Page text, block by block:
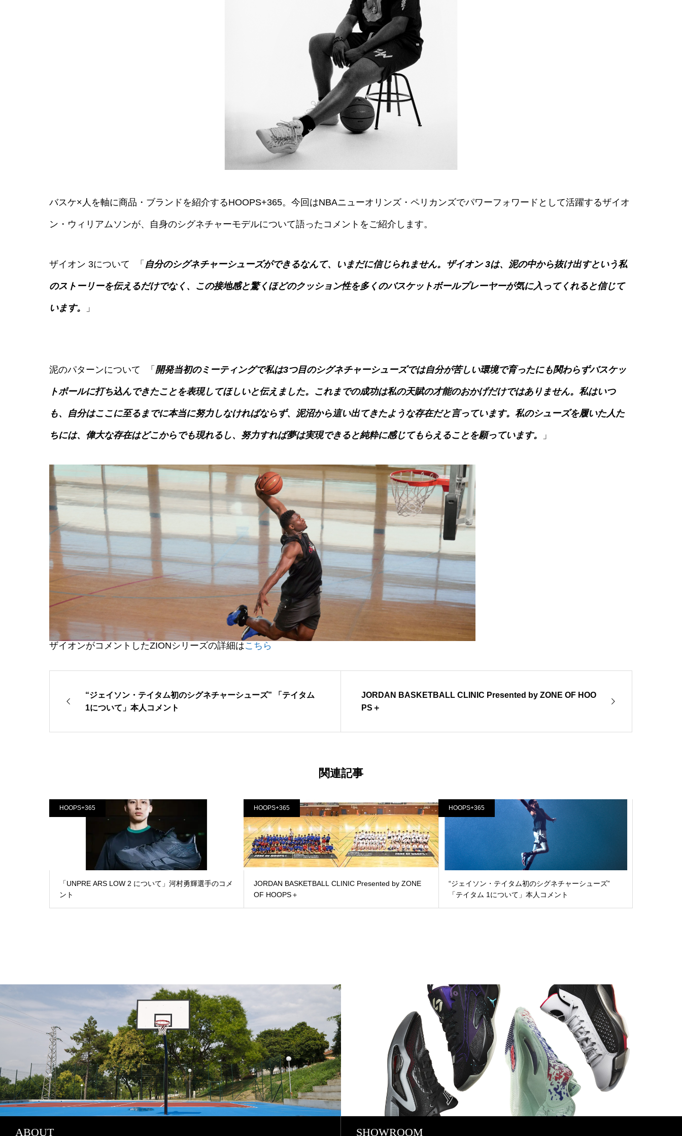
バスケ×人を軸に商品・ブランドを紹介するHOOPS+365。今回はNBAニューオリンズ・ペリカンズでパワーフォワードとして活躍するザイオ
ン・ウィリアムソンが、自身のシグネチャーモデルについて語ったコメントをご紹介します。
ザイオン 3について 「 自分のシグネチャーシューズができるなんて、いまだに信じられません。ザイオン 3は、泥の中から抜け出すという私
のストーリーを伝えるだけでなく、この接地感と驚くほどのクッション性を多くのバスケットボールプレーヤーが気に入ってくれると信じて
います。 」
泥のパターンについて 「 開発当初のミーティングで私は3つ目のシグネチャーシューズでは自分が苦しい環境で育ったにも関わらずバスケッ
トボールに打ち込んできたことを表現してほしいと伝えました。これまでの成功は私の天賦の才能のおかげだけではありません。私はいつ
も、自分はここに至るまでに本当に努力しなければならず、泥沼から這い出てきたような存在だと言っています。私のシューズを履いた人た
ちには、偉大な存在はどこからでも現れるし、努力すれば夢は実現できると純粋に感じてもらえることを願っています。 」
ザイオンがコメントしたZIONシリーズの詳細はこちら
“ジェイソン・テイタム初のシグネチャーシューズ” 「テイタム
1について」本人コメント
JORDAN BASKETBALL CLINIC Presented by ZONE OF HOO
PS＋
関連記事
HOOPS+365
「UNPRE ARS LOW 2 について」河村勇輝選手のコメ
ント
HOOPS+365
JORDAN BASKETBALL CLINIC Presented by ZONE
OF HOOPS＋
HOOPS+365
“ジェイソン・テイタム初のシグネチャーシューズ”
「テイタム 1について」本人コメント
ABOUT SHOWROOM